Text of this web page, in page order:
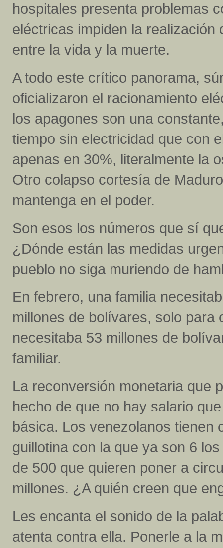
hospitales presenta problemas
eléctricas impiden la
entre la vida y la muerte.
A todo este crítico panorama,
oficializaron el racionamiento
los apagones son una
tiempo sin electricidad que con
apenas en 30%, literalmente la
Otro colapso cortesía de
mantenga en el poder.
Son esos los números que sí
¿Dónde están las medidas
pueblo no siga muriendo de
En febrero, una familia
millones de bolívares, solo
necesitaba 53 millones de
familiar.
La reconversión monetaria que
hecho de que no hay salario
básica. Los venezolanos tienen
guillotina con la que ya son 6
de 500 que quieren poner a
millones. ¿A quién creen que
Les encanta el sonido de la
atenta contra ella. Ponerle a la